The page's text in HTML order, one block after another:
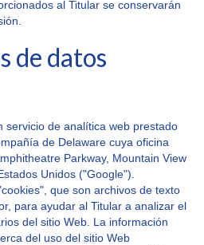
al Titular se conservarán
de datos
servicio de analítica web prestado
de Delaware cuya oficina
Parkway, Mountain View
Unidos ("Google").
que son archivos de texto
para ayudar al Titular a analizar el
del sitio Web. La información
del uso del sitio Web